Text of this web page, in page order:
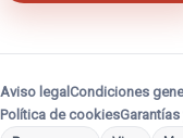
Aviso legal Condiciones
Política de cookies